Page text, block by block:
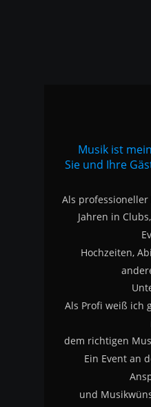
Als
Jahren in
Hochzeiten,
Als Profi weiß ich
dem richtigen
Ein Event an
und
Musik ist
Sie und Ihre